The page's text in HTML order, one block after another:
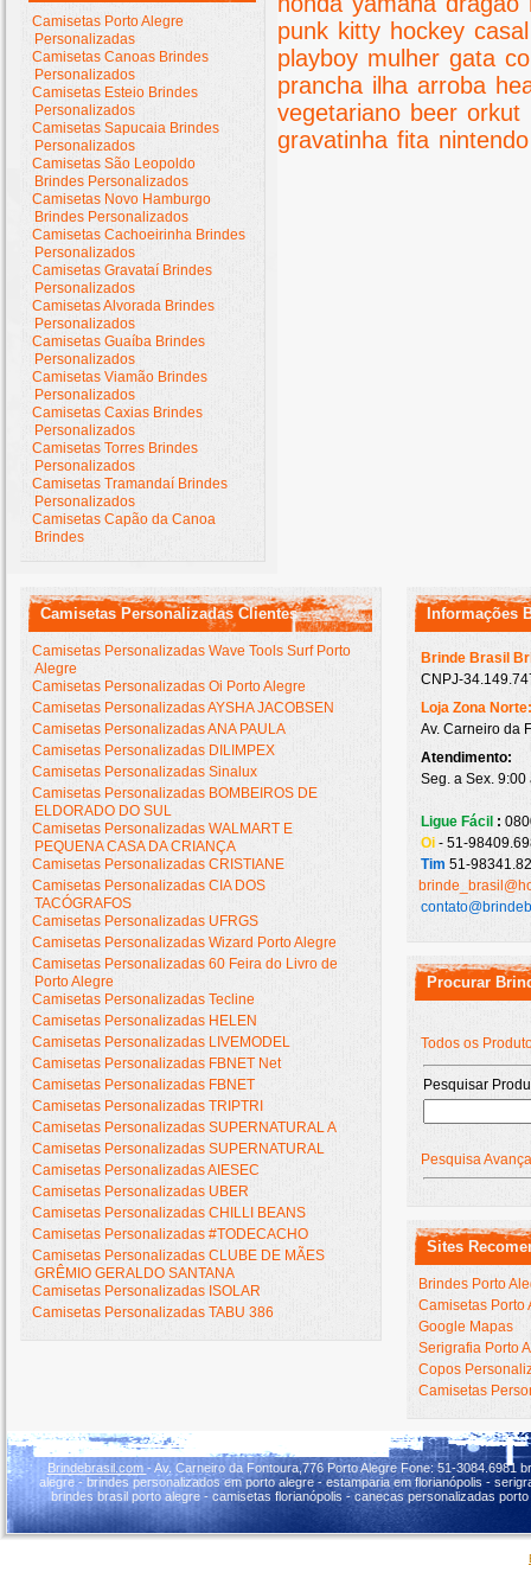
Camisetas Porto Alegre
Personalizadas
Camisetas Canoas Brindes
Personalizados
Camisetas Esteio Brindes
Personalizados
Camisetas Sapucaia Brindes
Personalizados
Camisetas São Leopoldo
Brindes Personalizados
Camisetas Novo Hamburgo
Brindes Personalizados
Camisetas Cachoeirinha Brindes
Personalizados
Camisetas Gravataí Brindes
Personalizados
Camisetas Alvorada Brindes
Personalizados
Camisetas Guaíba Brindes
Personalizados
Camisetas Viamão Brindes
Personalizados
Camisetas Caxias Brindes
Personalizados
Camisetas Torres Brindes
Personalizados
Camisetas Tramandaí Brindes
Personalizados
Camisetas Capão da Canoa
Brindes
punk kitty hockey casal
playboy mulher gata
prancha ilha arroba
vegetariano beer orkut
gravatinha fita nintendo
Camisetas Personalizadas Clientes
Camisetas Personalizadas Wave Tools Surf Porto
Alegre
Camisetas Personalizadas Oi Porto Alegre
Camisetas Personalizadas AYSHA JACOBSEN
Camisetas Personalizadas ANA PAULA
Camisetas Personalizadas DILIMPEX
Camisetas Personalizadas Sinalux
Camisetas Personalizadas BOMBEIROS DE
ELDORADO DO SUL
Camisetas Personalizadas WALMART E
PEQUENA CASA DA CRIANÇA
Camisetas Personalizadas CRISTIANE
Camisetas Personalizadas CIA DOS
TACÓGRAFOS
Camisetas Personalizadas UFRGS
Camisetas Personalizadas Wizard Porto Alegre
Camisetas Personalizadas 60 Feira do Livro de
Porto Alegre
Camisetas Personalizadas Tecline
Camisetas Personalizadas HELEN
Camisetas Personalizadas LIVEMODEL
Camisetas Personalizadas FBNET Net
Camisetas Personalizadas FBNET
Camisetas Personalizadas TRIPTRI
Camisetas Personalizadas SUPERNATURAL A
Camisetas Personalizadas SUPERNATURAL
Camisetas Personalizadas AIESEC
Camisetas Personalizadas UBER
Camisetas Personalizadas CHILLI BEANS
Camisetas Personalizadas #TODECACHO
Camisetas Personalizadas CLUBE DE MÃES
GRÊMIO GERALDO SANTANA
Camisetas Personalizadas ISOLAR
Camisetas Personalizadas TABU 386
Informações
Brinde Brasil
CNPJ-
Loja Zona
Av. Carneiro da
Atendimento:
Seg. a Sex.
Ligue Fácil :
Oi - 51-
Tim 51-
Procurar
Todos os
Pesquisar
Pesquisa
Sites
Brindes Porto
Camisetas Porto
Google Mapas
Serigrafia Porto
Copos
Camisetas
Brindebrasil.com - Av. Carneiro da Fontoura,776 Porto Alegre Fone: 51-
alegre - brindes personalizados em porto alegre - estamparia em florianópolis -
brindes brasil porto alegre - camisetas florianópolis - canecas personalizadas